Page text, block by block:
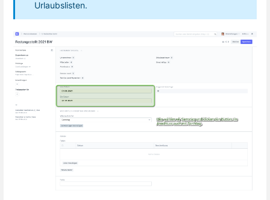
Urlaubslisten.